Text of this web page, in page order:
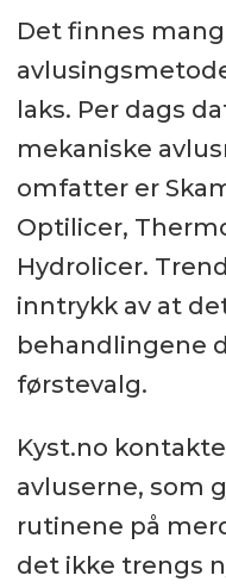
Det finnes
laks. Per dags
mekaniske
omfatter er
Optilicer,
Hydrolicer.
inntrykk av at
behandlingene
førstevalg.
Kyst.no
avluserne, som
rutinene på
det ikke trengs